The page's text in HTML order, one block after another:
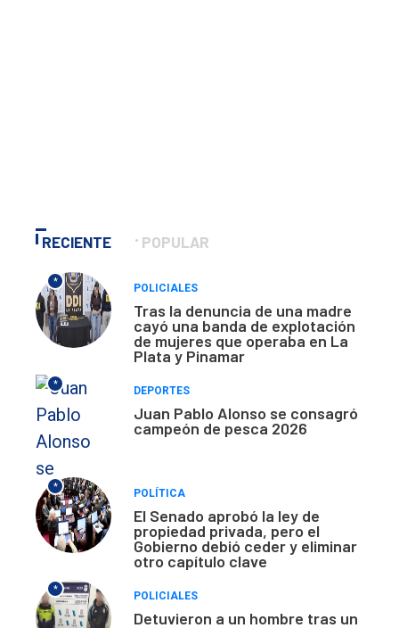
RECIENTE POPULAR
*
POLICIALES
Tras la denuncia de una madre
cayó una banda de explotación
de mujeres que operaba en La
Plata y Pinamar
*
DEPORTES
Juan Pablo Alonso se consagró
campeón de pesca 2026
*
POLÍTICA
El Senado aprobó la ley de
propiedad privada, pero el
Gobierno debió ceder y eliminar
otro capítulo clave
*
POLICIALES
Detuvieron a un hombre tras un